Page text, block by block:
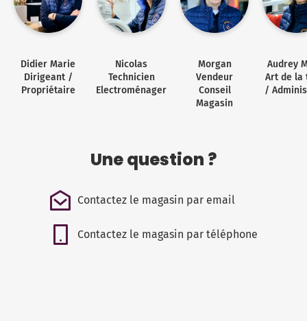
Didier Marie
Dirigeant /
Propriétaire
Nicolas
Technicien
Electroménager
Morgan
Vendeur
Conseil
Magasin
Audrey
Art de la
/
Une question ?
Contactez le magasin par email
Contactez le magasin par téléphone